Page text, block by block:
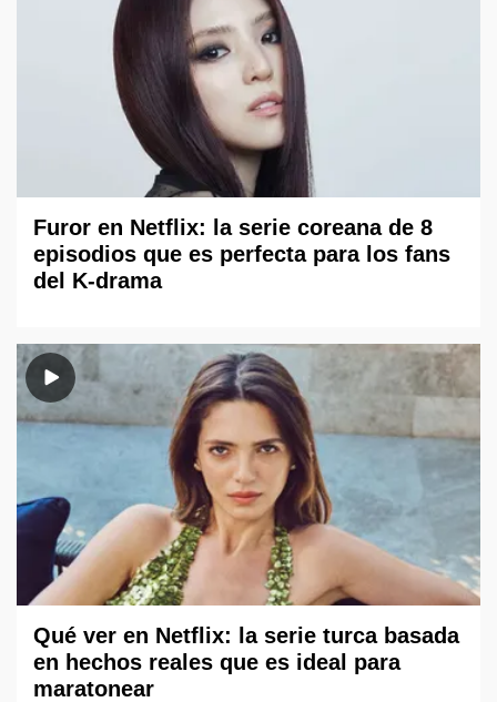
Furor en Netflix: la serie coreana de 8
episodios que es perfecta para los fans
del K-drama
Qué ver en Netflix: la serie turca basada
en hechos reales que es ideal para
maratonear